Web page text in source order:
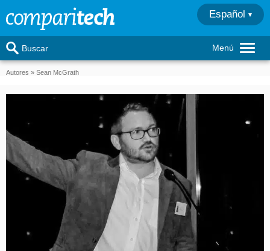
Menú
Buscar
Español
Autores Sean McGrath